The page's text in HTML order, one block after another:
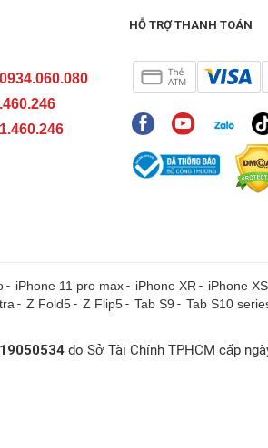
0934.060.080
HỖ TRỢ THANH TOÁN
- iPhone 11 pro max- iPhone XR - iPhone
- Z Fold5- Z Flip5- Tab S9 - Tab S10
do Sở Tài Chính TPHCM cấp